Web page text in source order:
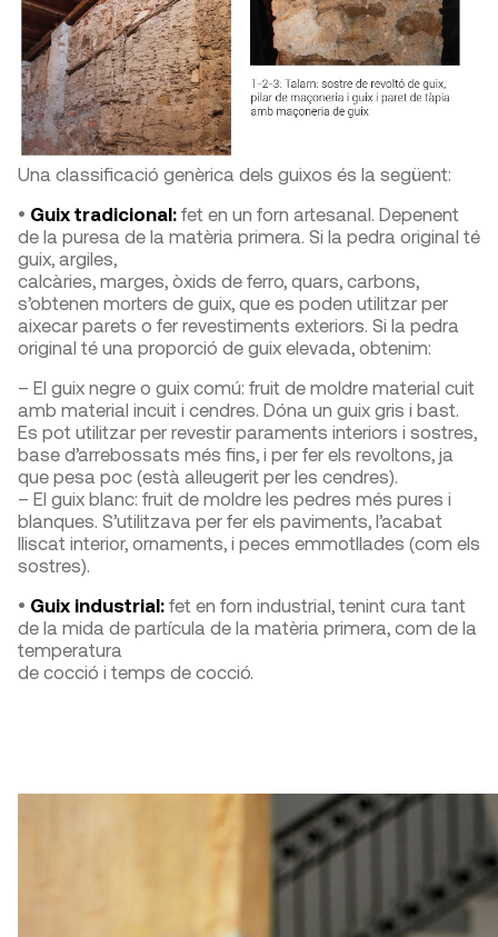
Una classificació genèrica dels guixos és la següent:
• Guix tradicional: fet en un forn artesanal. Depenent
de la puresa de la matèria primera. Si la pedra original té
guix, argiles,
calcàries, marges, òxids de ferro, quars, carbons,
s’obtenen morters de guix, que es poden utilitzar per
aixecar parets o fer revestiments exteriors. Si la pedra
original té una proporció de guix elevada, obtenim:
– El guix negre o guix comú: fruit de moldre material cuit
amb material incuit i cendres. Dóna un guix gris i bast.
Es pot utilitzar per revestir paraments interiors i sostres,
base d’arrebossats més fins, i per fer els revoltons, ja
que pesa poc (està alleugerit per les cendres).
– El guix blanc: fruit de moldre les pedres més pures i
blanques. S’utilitzava per fer els paviments, l’acabat
lliscat interior, ornaments, i peces emmotllades (com els
sostres).
• Guix industrial: fet en forn industrial, tenint cura tant
de la mida de partícula de la matèria primera, com de la
temperatura
de cocció i temps de cocció.